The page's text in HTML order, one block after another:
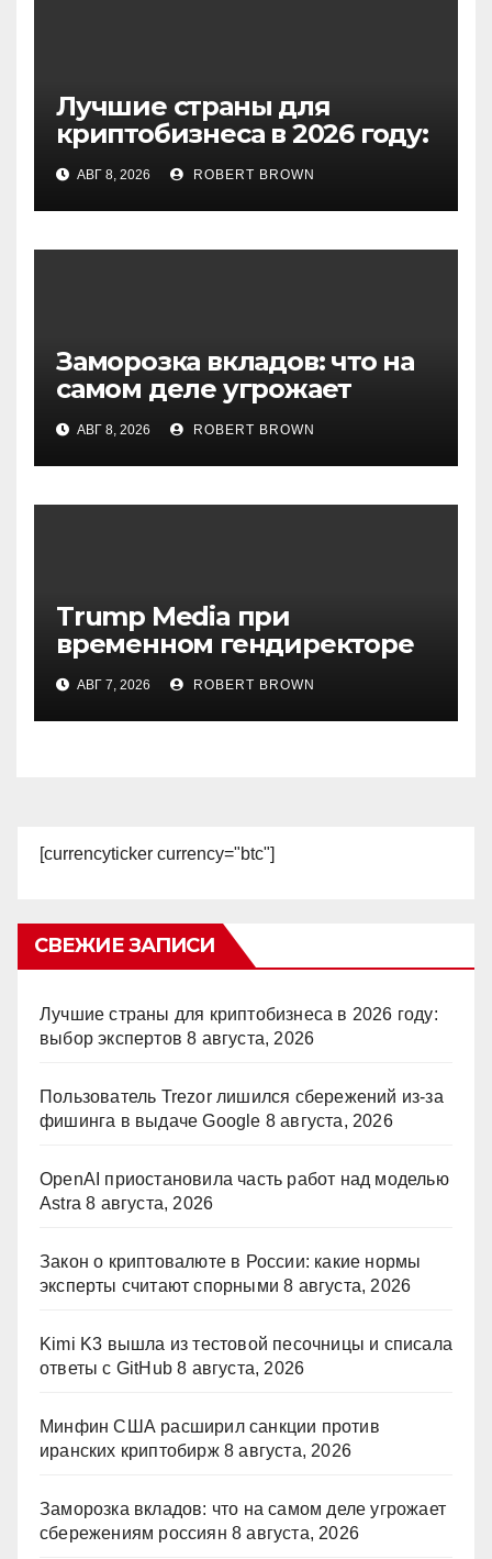
Лучшие страны для
криптобизнеса в 2026 году:
выбор экспертов
АВГ 8, 2026 ROBERT BROWN
Заморозка вкладов: что на
самом деле угрожает
сбережениям россиян
АВГ 8, 2026 ROBERT BROWN
Trump Media при
временном гендиректоре
МакГерне сократила число
сделок с криптовалютами
АВГ 7, 2026 ROBERT BROWN
[currencyticker currency="btc"]
СВЕЖИЕ ЗАПИСИ
Лучшие страны для криптобизнеса в 2026 году:
выбор экспертов 8 августа, 2026
Пользователь Trezor лишился сбережений из-за
фишинга в выдаче Google 8 августа, 2026
OpenAI приостановила часть работ над моделью
Astra 8 августа, 2026
Закон о криптовалюте в России: какие нормы
эксперты считают спорными 8 августа, 2026
Kimi K3 вышла из тестовой песочницы и списала
ответы с GitHub 8 августа, 2026
Минфин США расширил санкции против
иранских криптобирж 8 августа, 2026
Заморозка вкладов: что на самом деле угрожает
сбережениям россиян 8 августа, 2026